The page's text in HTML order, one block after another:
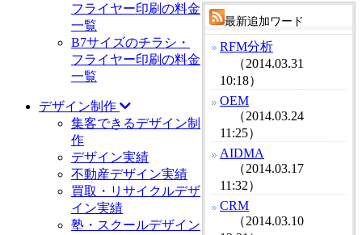
最新追加ワード
RFM分析
（2014.03.31
10:18）
OEM
（2014.03.24
11:25）
AIDMA
（2014.03.17
11:32）
CRM
（2014.03.10
フライヤー印刷の料金
一覧
B7サイズのチラシ・
フライヤー印刷の料金
一覧
デザイン制作
集客できるデザイン制
作
デザイン実績
不動産デザイン実績
買取・リサイクルデザ
イン実績
塾・スクールデザイン